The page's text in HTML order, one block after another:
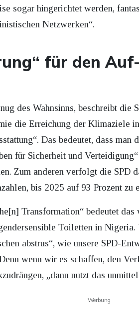
sogar hingerichtet werden,
Netzwerken“.
für den
des Wahnsinns, beschreibt die
die Erreichung der Klimaziele
Das bedeutet, dass man
für Sicherheit und
Zum anderen verfolgt die SPD
bis 2025 auf 93 Prozent zu
Transformation“ bedeutet
Toiletten in
abstrus“, wie unsere SPD-
wenn wir es schaffen, den
„dann nutzt das
Werbung